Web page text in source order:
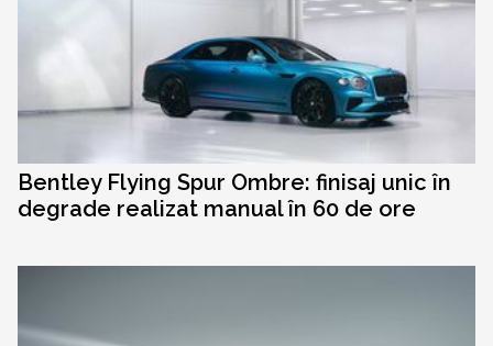
Bentley Flying Spur Ombre: finisaj unic în
degrade realizat manual în 60 de ore